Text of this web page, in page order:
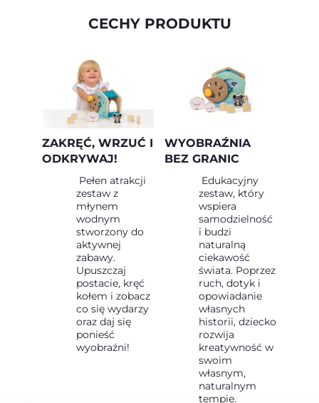
CECHY PRODUKTU
ZAKRĘĆ, WRZUĆ I
ODKRYWAJ!
Pełen atrakcji
zestaw z
młynem
wodnym
stworzony do
aktywnej
zabawy.
Upuszczaj
postacie, kręć
kołem i zobacz
co się wydarzy
oraz daj się
ponieść
wyobraźni!
WYOBRAŹNIA
BEZ GRANIC
Edukacyjny
zestaw, który
wspiera
samodzielność
i budzi
naturalną
ciekawość
świata. Poprzez
ruch, dotyk i
opowiadanie
własnych
historii, dziecko
rozwija
kreatywność w
swoim
własnym,
naturalnym
tempie.